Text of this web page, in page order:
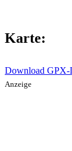
Karte:
Download GPX-
Anzeige